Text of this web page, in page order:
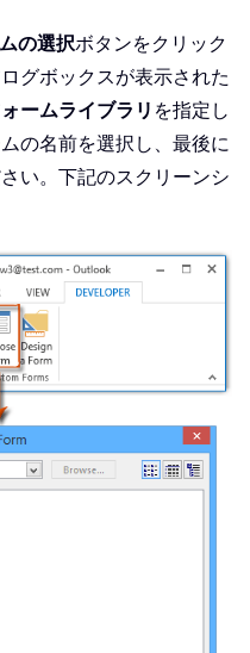
の選択ボタンをクリック
グボックスが表示された
ームライブラリ を指定し
の名前を選択し、最後に
い。下記のスクリーンシ